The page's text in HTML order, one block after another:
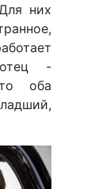
них
-
оба